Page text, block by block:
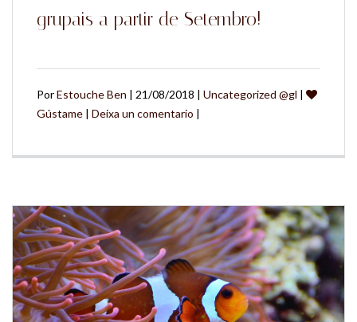
grupais a partir de Setembro!
PorEstouche Ben | 21/08/2018 | Uncategorized @gl |
Gústame | Deixa un comentario |